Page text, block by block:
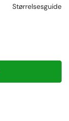
Størrelsesguide